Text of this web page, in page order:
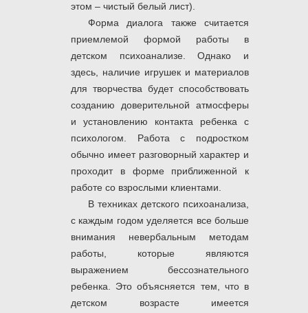
этом – чистый белый лист).
Форма диалога также считается
приемлемой формой работы в
детском психоанализе. Однако и
здесь, наличие игрушек и материалов
для творчества будет способствовать
созданию доверительной атмосферы
и установлению контакта ребенка с
психологом. Работа с подростком
обычно имеет разговорный характер и
проходит в форме приближенной к
работе со взрослыми клиентами.
В техниках детского психоанализа,
с каждым годом уделяется все больше
внимания невербальным методам
работы, которые являются
выражением бессознательного
ребенка. Это объясняется тем, что в
детском возрасте имеется